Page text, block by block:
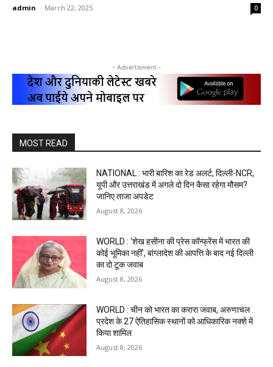
admin - March 22, 2025 0
- Advertisment -
MOST READ
NATIONAL : भारी बारिश का रेड अलर्ट, दिल्ली-NCR,
यूपी और उत्तराखंड में अगले दो दिन कैसा रहेगा मौसम?
जानिए ताजा अपडेट
August 8, 2026
WORLD : ‘शेख हसीना की प्रेस कॉन्फ्रेंस में भारत की
कोई भूमिका नहीं’, बांग्लादेश की आपत्ति के बाद नई दिल्ली
का दो टूक जवाब
August 8, 2026
WORLD : चीन को भारत का करारा जवाब, अरुणाचल
प्रदेश के 27 ऐतिहासिक स्थानों को आधिकारिक नक्शे में
किया शामिल
August 8, 2026